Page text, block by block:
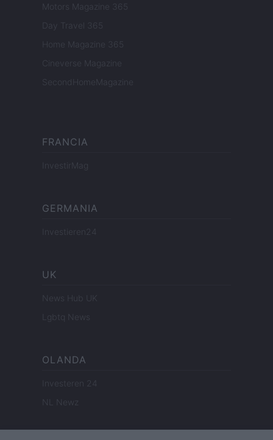
Motors Magazine 365
Day Travel 365
Home Magazine 365
Cineverse Magazine
SecondHomeMagazine
FRANCIA
InvestirMag
GERMANIA
Investieren24
UK
News Hub UK
Lgbtq News
OLANDA
Investeren 24
NL Newz